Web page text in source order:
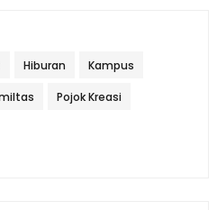
Hiburan Kampus
Pojok Kreasi